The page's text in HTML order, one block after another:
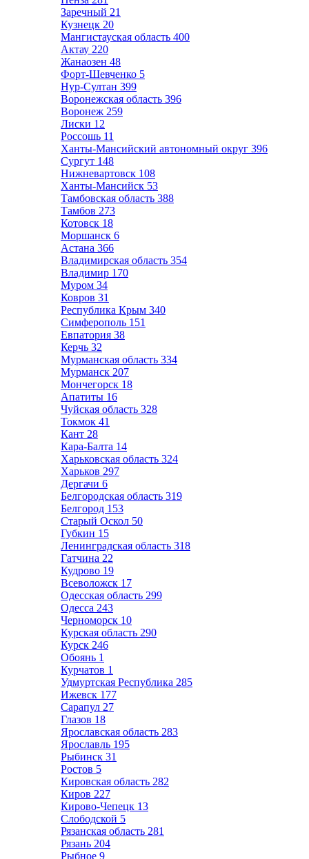
Заречный 21
Кузнецк 20
Мангистауская область 400
Актау 220
Жанаозен 48
Форт-Шевченко 5
Нур-Султан 399
Воронежская область 396
Воронеж 259
Лиски 12
Россошь 11
Ханты-Мансийский автономный округ 396
Сургут 148
Нижневартовск 108
Ханты-Мансийск 53
Тамбовская область 388
Тамбов 273
Котовск 18
Моршанск 6
Астана 366
Владимирская область 354
Владимир 170
Муром 34
Ковров 31
Республика Крым 340
Симферополь 151
Евпатория 38
Керчь 32
Мурманская область 334
Мурманск 207
Мончегорск 18
Апатиты 16
Чуйская область 328
Токмок 41
Кант 28
Кара-Балта 14
Харьковская область 324
Харьков 297
Дергачи 6
Белгородская область 319
Белгород 153
Старый Оскол 50
Губкин 15
Ленинградская область 318
Гатчина 22
Кудрово 19
Всеволожск 17
Одесская область 299
Одесса 243
Черноморск 10
Курская область 290
Курск 246
Обоянь 1
Курчатов 1
Удмуртская Республика 285
Ижевск 177
Сарапул 27
Глазов 18
Ярославская область 283
Ярославль 195
Рыбинск 31
Ростов 5
Кировская область 282
Киров 227
Кирово-Чепецк 13
Слободской 5
Рязанская область 281
Рязань 204
Рыбное 9